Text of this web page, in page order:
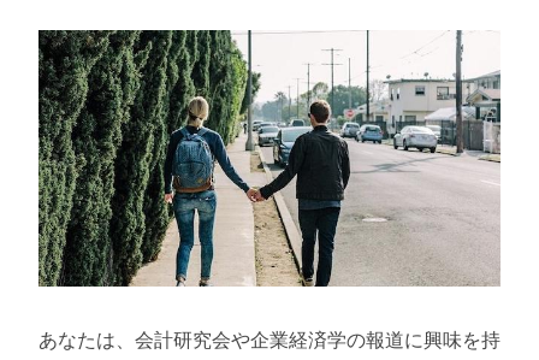
あなたは、会計研究会や企業経済学の報道に興味を持